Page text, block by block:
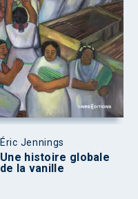
Éric Jennings
Une histoire globale
de la vanille